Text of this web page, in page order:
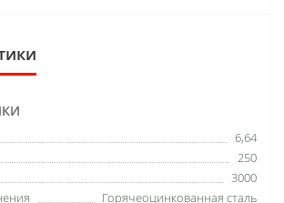
6,64
250
3000
Горячеоцинкованная сталь